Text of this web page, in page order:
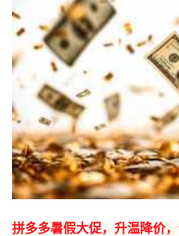
拼多多暑假大促，升温降价